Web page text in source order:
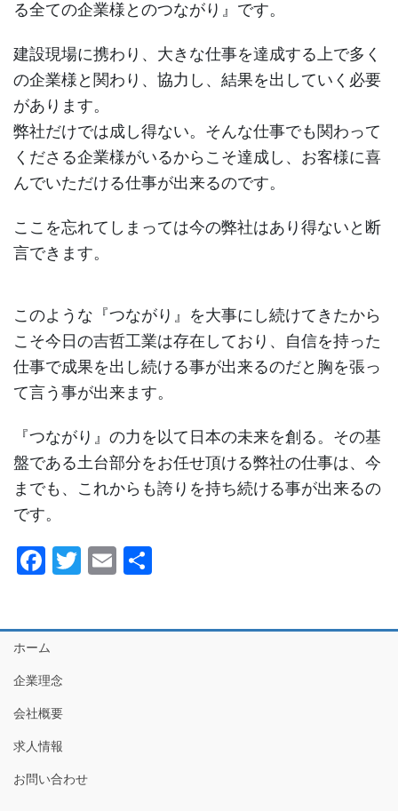
る全ての企業様とのつながり』です。
建設現場に携わり、大きな仕事を達成する上で多く
の企業様と関わり、協力し、結果を出していく必要
があります。
弊社だけでは成し得ない。そんな仕事でも関わって
くださる企業様がいるからこそ達成し、お客様に喜
んでいただける仕事が出来るのです。
ここを忘れてしまっては今の弊社はあり得ないと断
言できます。
このような『つながり』を大事にし続けてきたから
こそ今日の吉哲工業は存在しており、自信を持った
仕事で成果を出し続ける事が出来るのだと胸を張っ
て言う事が出来ます。
『つながり』の力を以て日本の未来を創る。その基
盤である土台部分をお任せ頂ける弊社の仕事は、今
までも、これからも誇りを持ち続ける事が出来るの
です。
F
e
b
o
o
k
T
E
ホーム
企業理念
会社概要
求人情報
お問い合わせ